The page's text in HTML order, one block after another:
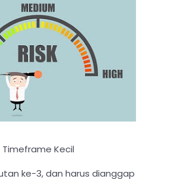
Kecil
ke-3, dan harus dianggap